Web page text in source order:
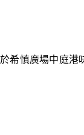
慎廣場中庭